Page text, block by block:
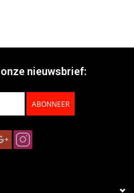
nieuwsbrief:
ABONNEER